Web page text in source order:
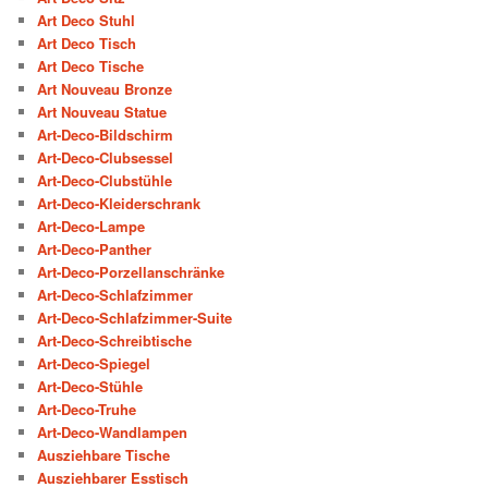
Art Deco Stuhl
Art Deco Tisch
Art Deco Tische
Art Nouveau Bronze
Art Nouveau Statue
Art-Deco-Bildschirm
Art-Deco-Clubsessel
Art-Deco-Clubstühle
Art-Deco-Kleiderschrank
Art-Deco-Lampe
Art-Deco-Panther
Art-Deco-Porzellanschränke
Art-Deco-Schlafzimmer
Art-Deco-Schlafzimmer-Suite
Art-Deco-Schreibtische
Art-Deco-Spiegel
Art-Deco-Stühle
Art-Deco-Truhe
Art-Deco-Wandlampen
Ausziehbare Tische
Ausziehbarer Esstisch